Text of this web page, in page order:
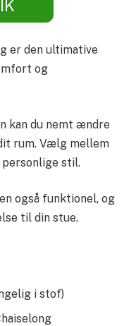
er den ultimative
og
kan du nemt ændre
rum. Vælg mellem
stil.
også funktionel, og
til din stue.
i stof)